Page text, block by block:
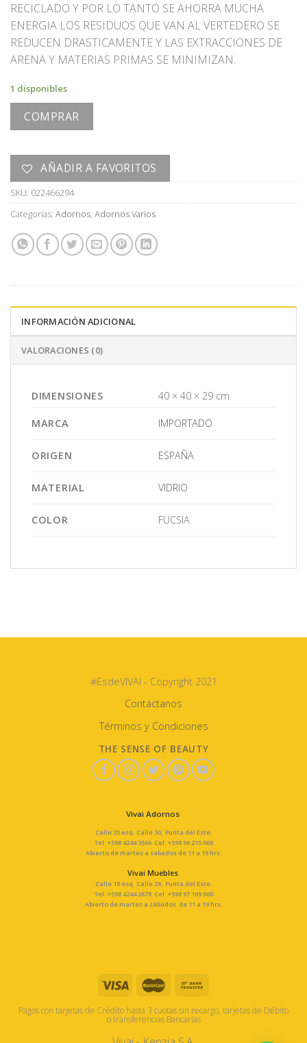
RECICLADO Y POR LO TANTO SE AHORRA MUCHA
ENERGIA LOS RESIDUOS QUE VAN AL VERTEDERO SE
REDUCEN DRASTICAMENTE Y LAS EXTRACCIONES DE
ARENA Y MATERIAS PRIMAS SE MINIMIZAN.
1 disponibles
COMPRAR
AÑADIR A FAVORITOS
SKU: 022466294
Categorías: Adornos, Adornos Varios
INFORMACIÓN ADICIONAL
VALORACIONES (0)
DIMENSIONES 40 × 40 × 29 cm
MARCA IMPORTADO
ORIGEN ESPAÑA
MATERIAL VIDRIO
COLOR FUCSIA
#EsdeVIVAI - Copyright 2021
Contáctanos
Términos y Condiciones
THE SENSE OF BEAUTY
Vivai Adornos
Calle 20 esq. Calle 30, Punta del Este.
Tel: +598 4244 3566 Cel: +598 96 215 000
Abierto de martes a sabados de 11 a 19 hrs.
Vivai Muebles
Calle 18 esq. Calle 29, Punta del Este.
Tel: +598 4244 2678 Cel: +598 97 109 900
Abierto de martes a sábados de 11 a 19 hrs.
Pagos con tarjetas de Crédito hasta 3 cuotas sin recargo, tarjetas de Débito
o transferencias Bancarias